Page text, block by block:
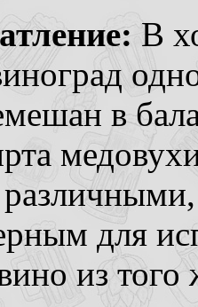
В
в
для
из того